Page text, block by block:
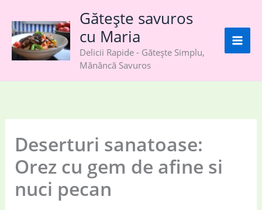
content
Gătește savuros
cu Maria
Delicii Rapide - Gătește Simplu,
Mănâncă Savuros
Deserturi sanatoase:
Orez cu gem de afine si
nuci pecan